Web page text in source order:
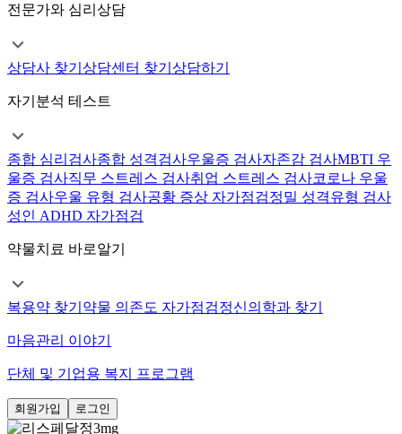
전문가와 심리상담
상담사 찾기 상담센터 찾기 상담하기
자기분석 테스트
종합 심리검사종합 성격검사우울증 검사자존감 검사MBTI 우
울증 검사직무 스트레스 검사취업 스트레스 검사코로나 우울
증 검사우울 유형 검사공황 증상 자가점검정밀 성격유형 검사
성인 ADHD 자가점검
약물치료 바로알기
복용약 찾기 약물 의존도 자가점검정신의학과 찾기
마음관리 이야기
단체 및 기업용 복지 프로그램
회원가입 로그인